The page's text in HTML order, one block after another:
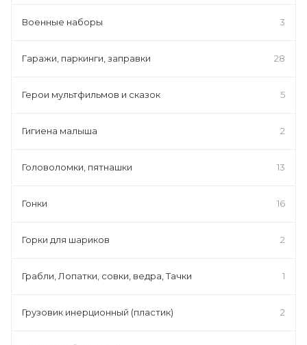
Военные наборы 3
Гаражи, паркинги, заправки 28
Герои мультфильмов и сказок 5
Гигиена малыша 2
Головоломки, пятнашки 13
Гонки 16
Горки для шариков 2
Грабли, Лопатки, совки, ведра, Тачки 1
Грузовик инерционный (пластик) 2